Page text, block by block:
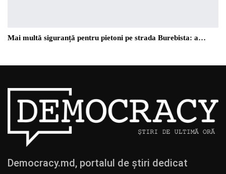
Mai multă siguranță pentru pietoni pe strada Burebista: a…
Democracy.md, portalul de știri dedicat